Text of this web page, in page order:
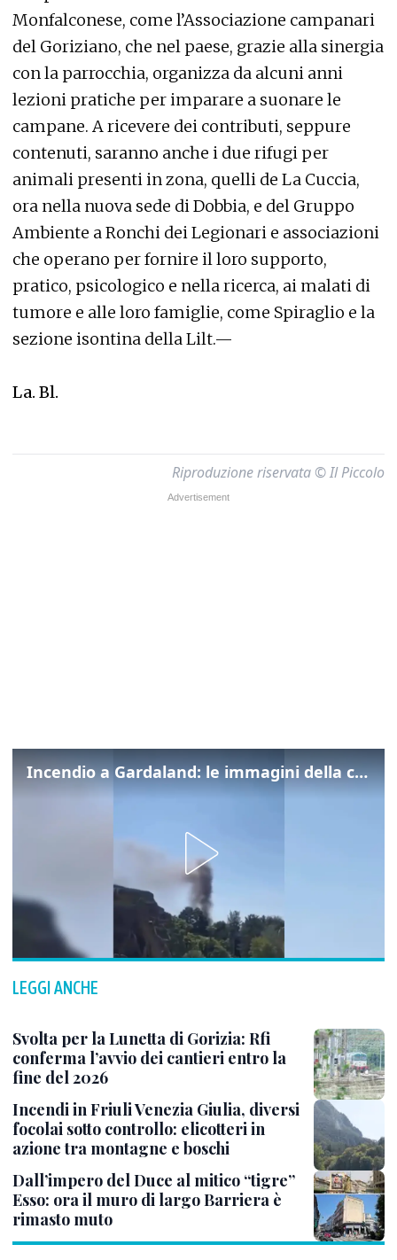
Monfalconese, come l’Associazione campanari
del Goriziano, che nel paese, grazie alla sinergia
con la parrocchia, organizza da alcuni anni
lezioni pratiche per imparare a suonare le
campane. A ricevere dei contributi, seppure
contenuti, saranno anche i due rifugi per
animali presenti in zona, quelli de La Cuccia,
ora nella nuova sede di Dobbia, e del Gruppo
Ambiente a Ronchi dei Legionari e associazioni
che operano per fornire il loro supporto,
pratico, psicologico e nella ricerca, ai malati di
tumore e alle loro famiglie, come Spiraglio e la
sezione isontina della Lilt.—
La. Bl.
Riproduzione riservata © Il Piccolo
Incendio a Gardaland: le immagini della colonna di fumo
LEGGI ANCHE
Svolta per la Lunetta di Gorizia: Rfi
conferma l’avvio dei cantieri entro la
fine del 2026
Incendi in Friuli Venezia Giulia, diversi
focolai sotto controllo: elicotteri in
azione tra montagne e boschi
Dall’impero del Duce al mitico “tigre”
Esso: ora il muro di largo Barriera è
rimasto muto